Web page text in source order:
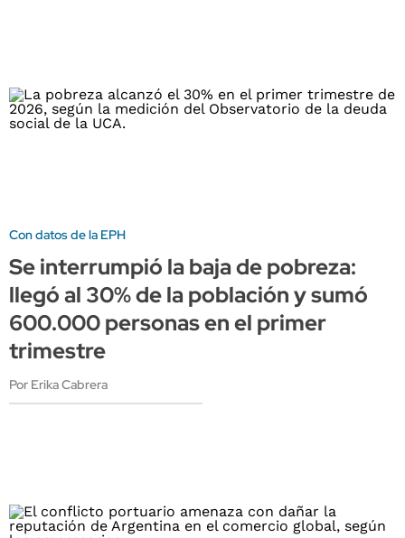
Con datos de la EPH
Se interrumpió la baja de pobreza:
llegó al 30% de la población y sumó
600.000 personas en el primer
trimestre
Por Erika Cabrera